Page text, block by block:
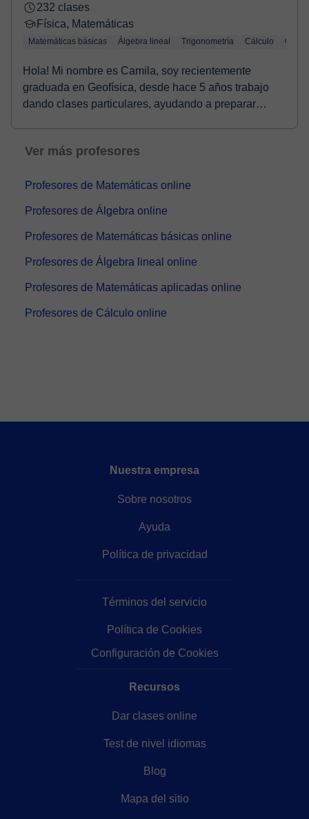
232 clases
Física, Matemáticas
Matemáticas básicas Álgebra lineal Trigonometría Cálculo
Hola! Mi nombre es Camila, soy recientemente
graduada en Geofísica, desde hace 5 años trabajo
dando clases particulares, ayudando a preparar
Ver más profesores
Profesores de Matemáticas online
Profesores de Álgebra online
Profesores de Matemáticas básicas online
Profesores de Álgebra lineal online
Profesores de Matemáticas aplicadas online
Profesores de Cálculo online
Nuestra empresa
Sobre nosotros
Ayuda
Política de privacidad
Términos del servicio
Política de Cookies
Configuración de Cookies
Recursos
Dar clases online
Test de nivel idiomas
Blog
Mapa del sitio